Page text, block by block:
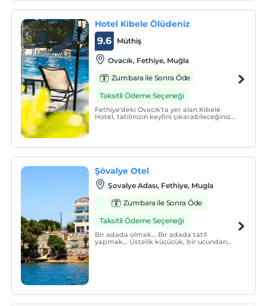
Hotel Kibele Ölüdeniz
Müthiş
9.6
Ovacık, Fethiye, Muğla
Zumbara ile Sonra Öde
Taksitli Ödeme Seçeneği
Fethiye'deki Ovacık'ta yer alan Kibele
Hotel, tatilinizin keyfini çıkarabileceğiniz
sunulmaktadır.
Şövalye Otel
Şovalye Adası, Fethiye, Mugla
Zumbara ile Sonra Öde
Taksitli Ödeme Seçeneği
Bir adada olmak… Bir adada tatil
yapmak… Üstelik küçücük, bir ucundan